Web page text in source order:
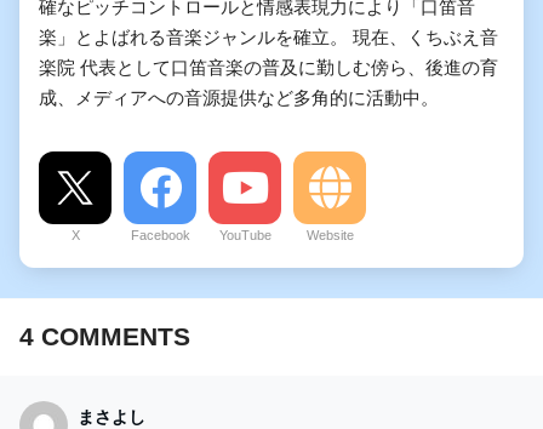
確なピッチコントロールと情感表現力により「口笛音
楽」とよばれる音楽ジャンルを確立。 現在、くちぶえ音
楽院 代表として口笛音楽の普及に勤しむ傍ら、後進の育
成、メディアへの音源提供など多角的に活動中。
X Facebook YouTube Website
4COMMENTS
まさよし